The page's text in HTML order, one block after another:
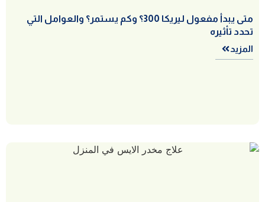
متى يبدأ مفعول ليريكا 300؟ وكم يستمر؟ والعوامل التي
تحدد تأثيره
المزيد